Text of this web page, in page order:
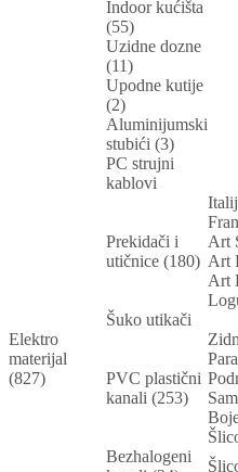
Elektro
materijal
(827)
Indoor kućišta
(55)
Uzidne dozne
(11)
Upodne kutije
(2)
Aluminijumski
stubići (3)
PC strujni
kablovi
Prekidači i
utičnice (180)
Art
Art
Art
Šuko utikači
PVC plastični
kanali (253)
Bezhalogeni